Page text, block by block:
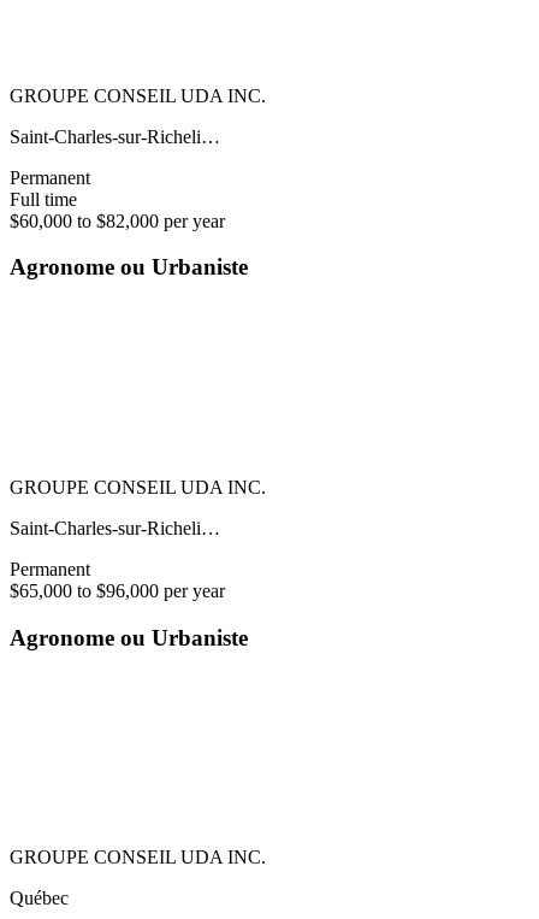
GROUPE CONSEIL UDA INC.
Saint-Charles-sur-Richeli…
Permanent
Full time
$60,000 to $82,000 per year
Agronome ou Urbaniste
GROUPE CONSEIL UDA INC.
Saint-Charles-sur-Richeli…
Permanent
$65,000 to $96,000 per year
Agronome ou Urbaniste
GROUPE CONSEIL UDA INC.
Québec